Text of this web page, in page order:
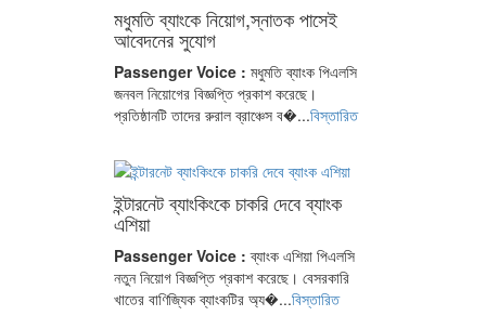
মধুমতি ব্যাংকে নিয়োগ,স্নাতক পাসেই
আবেদনের সুযোগ
Passenger Voice : মধুমতি ব্যাংক পিএলসি
জনবল নিয়োগের বিজ্ঞপ্তি প্রকাশ করেছে।
প্রতিষ্ঠানটি তাদের রুরাল ব্রাঞ্চেস ব�...বিস্তারিত
ইন্টারনেট ব্যাংকিংকে চাকরি দেবে ব্যাংক
এশিয়া
Passenger Voice : ব্যাংক এশিয়া পিএলসি
নতুন নিয়োগ বিজ্ঞপ্তি প্রকাশ করেছে। বেসরকারি
খাতের বাণিজ্যিক ব্যাংকটির অ্য�...বিস্তারিত